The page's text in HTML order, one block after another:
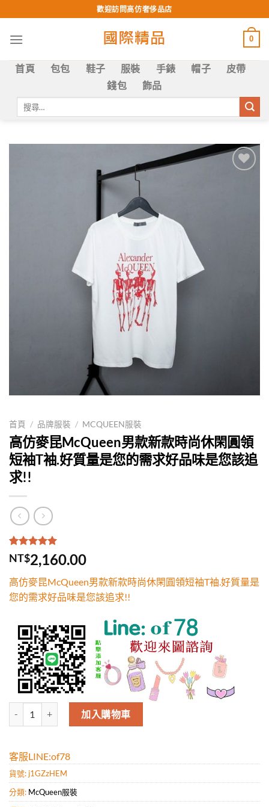
to
content
歡迎訪問高仿奢侈品店
0
首頁 包包 鞋子 服裝 手錶 帽子
皮帶
錢包
飾品
首頁 / 品牌服裝 / MCQUEEN服裝
高仿麥昆McQueen男款新款時尚休閑圓領
短袖T袖.好質量是您的需求好品味是您該追
求!!
評分5.00 /
5，已有
1
位
分
NT$2,160.00
高仿麥昆McQueen男款新款時尚休閑圓領短袖T袖.好質量是
您的需求好品味是您該追求!!
高仿麥昆McQueen男款新款時尚休閑圓領短袖T袖.好質量是您的需求
加入購物車
客服LINE:of78
貨號: j1GZzHEM
分類: McQueen服裝